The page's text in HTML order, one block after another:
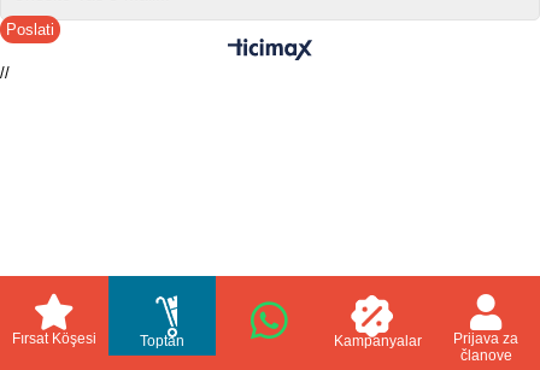
Poslati
//
Fırsat Köşesi Toptan Kampanyalar
Prijava za
članove